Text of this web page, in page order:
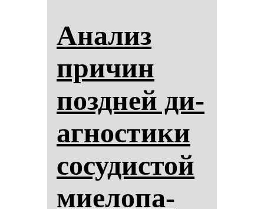
Ана­лиз
при­чин
поз­дней ди­
аг­нос­ти­ки
со­су­дис­той
ми­ело­па­